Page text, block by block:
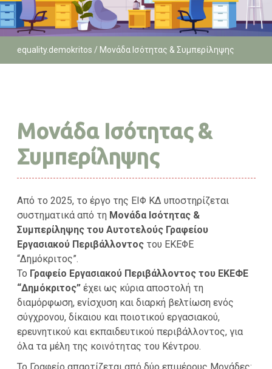
equality.demokritos / Μονάδα Ισότητας & Συμπερίληψης
Μονάδα Ισότητας &
Συμπερίληψης
Από το 2025, το έργο της ΕΙΦ ΚΔ υποστηρίζεται
συστηματικά από τη Μονάδα Ισότητας &
Συμπερίληψης του Αυτοτελούς Γραφείου
Εργασιακού Περιβάλλοντοςτου ΕΚΕΦΕ
“Δημόκριτος”.
Το Γραφείο Εργασιακού Περιβάλλοντος του ΕΚΕΦΕ
“Δημόκριτος”έχει ως κύρια αποστολή τη
διαμόρφωση, ενίσχυση και διαρκή βελτίωση ενός
σύγχρονου, δίκαιου και ποιοτικού εργασιακού,
ερευνητικού και εκπαιδευτικού περιβάλλοντος, για
όλα τα μέλη της κοινότητας του Κέντρου.